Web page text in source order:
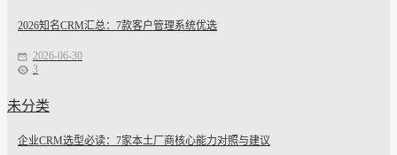
2026知名CRM汇总：7款客户管理系统优选
2026-06-30
3
未分类
企业CRM选型必读：7家本土厂商核心能力对照与建议